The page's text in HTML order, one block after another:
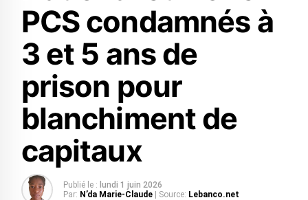
PCS condamnés à
3 et 5 ans de
prison pour
blanchiment de
capitaux
Publié le : lundi 1 juin 2026
Par: N’da Marie-Claude | Source: Lebanco.net